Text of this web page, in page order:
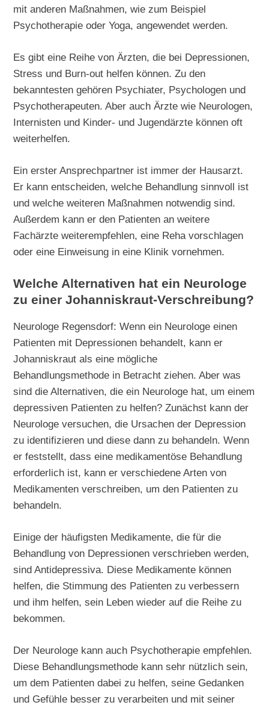
mit anderen Maßnahmen, wie zum Beispiel
Psychotherapie oder Yoga, angewendet werden.
Es gibt eine Reihe von Ärzten, die bei Depressionen,
Stress und Burn-out helfen können. Zu den
bekanntesten gehören Psychiater, Psychologen und
Psychotherapeuten. Aber auch Ärzte wie Neurologen,
Internisten und Kinder- und Jugendärzte können oft
weiterhelfen.
Ein erster Ansprechpartner ist immer der Hausarzt.
Er kann entscheiden, welche Behandlung sinnvoll ist
und welche weiteren Maßnahmen notwendig sind.
Außerdem kann er den Patienten an weitere
Fachärzte weiterempfehlen, eine Reha vorschlagen
oder eine Einweisung in eine Klinik vornehmen.
Welche Alternativen hat ein Neurologe
zu einer Johanniskraut-Verschreibung?
Neurologe Regensdorf: Wenn ein Neurologe einen
Patienten mit Depressionen behandelt, kann er
Johanniskraut als eine mögliche
Behandlungsmethode in Betracht ziehen. Aber was
sind die Alternativen, die ein Neurologe hat, um einem
depressiven Patienten zu helfen? Zunächst kann der
Neurologe versuchen, die Ursachen der Depression
zu identifizieren und diese dann zu behandeln. Wenn
er feststellt, dass eine medikamentöse Behandlung
erforderlich ist, kann er verschiedene Arten von
Medikamenten verschreiben, um den Patienten zu
behandeln.
Einige der häufigsten Medikamente, die für die
Behandlung von Depressionen verschrieben werden,
sind Antidepressiva. Diese Medikamente können
helfen, die Stimmung des Patienten zu verbessern
und ihm helfen, sein Leben wieder auf die Reihe zu
bekommen.
Der Neurologe kann auch Psychotherapie empfehlen.
Diese Behandlungsmethode kann sehr nützlich sein,
um dem Patienten dabei zu helfen, seine Gedanken
und Gefühle besser zu verarbeiten und mit seiner